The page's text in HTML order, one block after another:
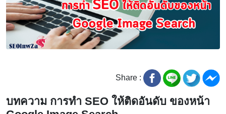
Share :
บทความ การทำ SEO ให้ติดอันดับ ของหน้า